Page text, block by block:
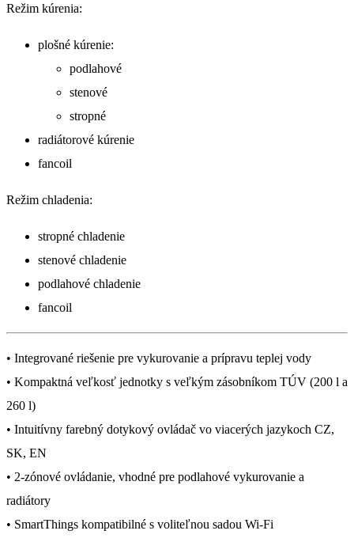
Režim kúrenia:
plošné kúrenie:
podlahové
stenové
stropné
radiátorové kúrenie
fancoil
Režim chladenia:
stropné chladenie
stenové chladenie
podlahové chladenie
fancoil
• Integrované riešenie pre vykurovanie a prípravu teplej vody
• Kompaktná veľkosť jednotky s veľkým zásobníkom TÚV (200 l a
260 l)
• Intuitívny farebný dotykový ovládač vo viacerých jazykoch CZ,
SK, EN
• 2-zónové ovládanie, vhodné pre podlahové vykurovanie a
radiátory
• SmartThings kompatibilné s voliteľnou sadou Wi-Fi